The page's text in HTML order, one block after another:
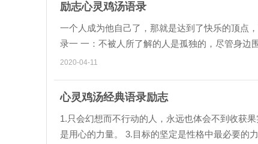
励志心灵鸡汤语录
一个人成为他自己了，那就是达到了快乐的顶点
录一 一：不被人所了解的人是孤独的，尽管身边
宙中的小行星。因此古...
2020-04-11
心灵鸡汤经典语录励志
1.只会幻想而不行动的人，永远也体会不到收获
是用心的力量。 3.目标的坚定是性格中最必要的